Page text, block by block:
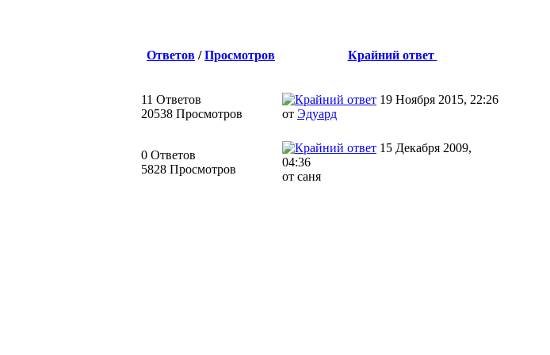
Ответов /Просмотров
Крайний ответ
11 Ответов
20538 Просмотров
19 Ноября 2015, 22:26
от Эдуард
0 Ответов
5828 Просмотров
15 Декабря 2009,
04:36
от саня